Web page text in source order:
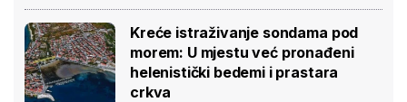
Kreće istraživanje sondama pod
morem: U mjestu već pronađeni
helenistički bedemi i prastara
crkva